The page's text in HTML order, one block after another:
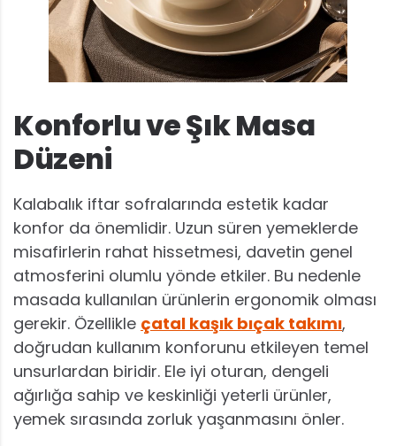
Konforlu ve Şık Masa
Düzeni
Kalabalık iftar sofralarında estetik kadar
konfor da önemlidir. Uzun süren yemeklerde
misafirlerin rahat hissetmesi, davetin genel
atmosferini olumlu yönde etkiler. Bu nedenle
masada kullanılan ürünlerin ergonomik olması
gerekir. Özellikle çatal kaşık bıçak takımı,
doğrudan kullanım konforunu etkileyen temel
unsurlardan biridir. Ele iyi oturan, dengeli
ağırlığa sahip ve keskinliği yeterli ürünler,
yemek sırasında zorluk yaşanmasını önler.